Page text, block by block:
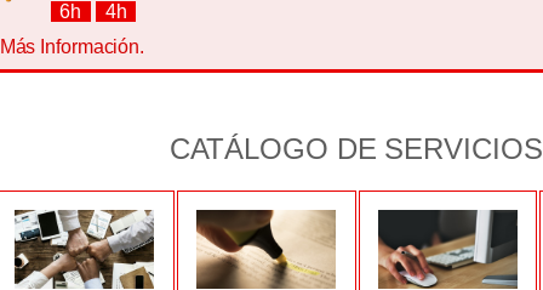
6h
4h
Más Información.
CATÁLOGO DE SERVICIOS